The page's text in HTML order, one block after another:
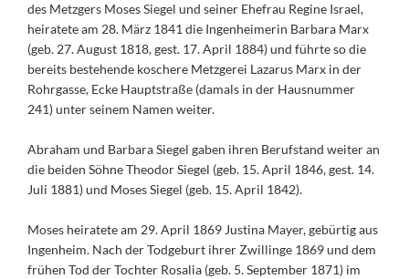
des Metzgers Moses Siegel und seiner Ehefrau Regine Israel,
heiratete am 28. März 1841 die Ingenheimerin Barbara Marx
(geb. 27. August 1818, gest. 17. April 1884) und führte so die
bereits bestehende koschere Metzgerei Lazarus Marx in der
Rohrgasse, Ecke Hauptstraße (damals in der Hausnummer
241) unter seinem Namen weiter.
Abraham und Barbara Siegel gaben ihren Berufstand weiter an
die beiden Söhne Theodor Siegel (geb. 15. April 1846, gest. 14.
Juli 1881) und Moses Siegel (geb. 15. April 1842).
Moses heiratete am 29. April 1869 Justina Mayer, gebürtig aus
Ingenheim. Nach der Todgeburt ihrer Zwillinge 1869 und dem
frühen Tod der Tochter Rosalia (geb. 5. September 1871) im